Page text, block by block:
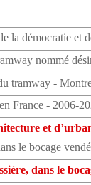
la démocratie et
nommé
tramway -
France - 2006-
et
le bocage
dans le